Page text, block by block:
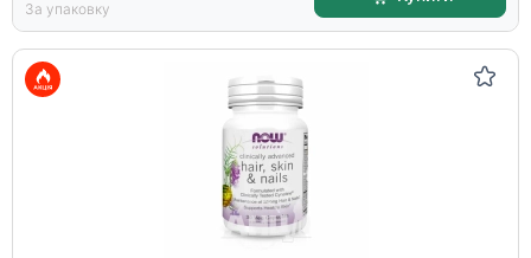
За упаковку